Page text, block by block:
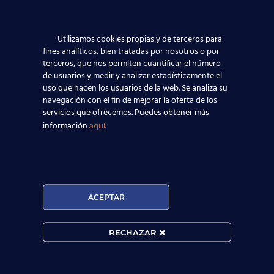
¿Dónde estamos?
Utilizamos cookies propias y de terceros para
fines analíticos, bien tratadas por nosotros o por
terceros, que nos permiten cuantificar el número
de usuarios y medir y analizar estadísticamente el
uso que hacen los usuarios de la web. Se analiza su
navegación con el fin de mejorar la oferta de los
servicios que ofrecemos. Puedes obtener más
información aquí.
ACEPTAR
RECHAZAR